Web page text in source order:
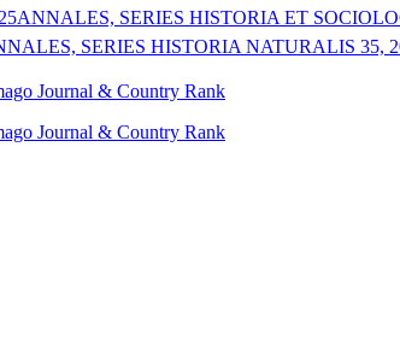
ANNALES, SERIES HISTORIA ET
SERIES HISTORIA NATURALIS 35,